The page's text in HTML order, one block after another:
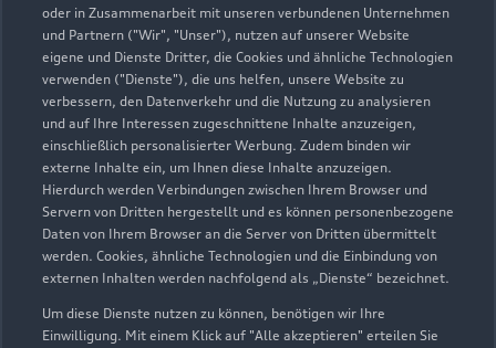
oder in Zusammenarbeit mit unseren verbundenen Unternehmen
und Partnern ("Wir", "Unser"), nutzen auf unserer Website
eigene und Dienste Dritter, die Cookies und ähnliche Technologien
verwenden ("Dienste"), die uns helfen, unsere Website zu
verbessern, den Datenverkehr und die Nutzung zu analysieren
und auf Ihre Interessen zugeschnittene Inhalte anzuzeigen,
einschließlich personalisierter Werbung. Zudem binden wir
externe Inhalte ein, um Ihnen diese Inhalte anzuzeigen.
Hierdurch werden Verbindungen zwischen Ihrem Browser und
Servern von Dritten hergestellt und es können personenbezogene
Daten von Ihrem Browser an die Server von Dritten übermittelt
werden. Cookies, ähnliche Technologien und die Einbindung von
externen Inhalten werden nachfolgend als „Dienste“ bezeichnet.
Um diese Dienste nutzen zu können, benötigen wir Ihre
Einwilligung. Mit einem Klick auf "Alle akzeptieren" erteilen Sie
Stukenborg 130
49377 Vechta
04441 90960